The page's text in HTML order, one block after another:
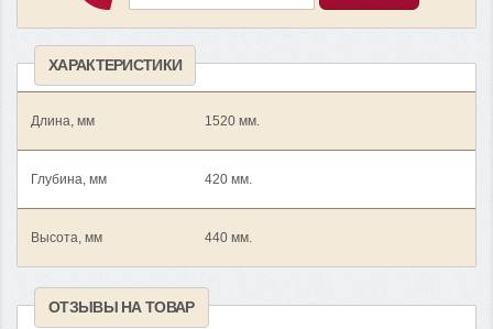
ХАРАКТЕРИСТИКИ
Длина, мм 1520 мм.
Глубина, мм 420 мм.
Высота, мм 440 мм.
ОТЗЫВЫ НА ТОВАР